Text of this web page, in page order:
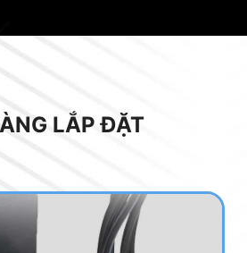
Bộ lọc có thể tháo rời
LẮP ĐẶT